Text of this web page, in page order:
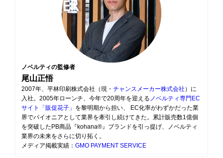
ノベルティの監修者
尾山正悟
2007年、平林印刷株式会社（現・ チャンスメーカー株式会社 ）に
入社。2005年ローンチ、今年で20周年を迎える ノベルティ専門EC
サイト「販促花子」 を黎明期から担い、 EC化率がわずかだった業
界でパイオニアとして業界を牽引し続けてきた。累計販売数1億個
を突破したPB商品『kohana®』ブランドを引っ提げ、ノベルティ
業界の未来をさらに切り拓く。
メディア掲載実績： GMO PAYMENT SERVICE